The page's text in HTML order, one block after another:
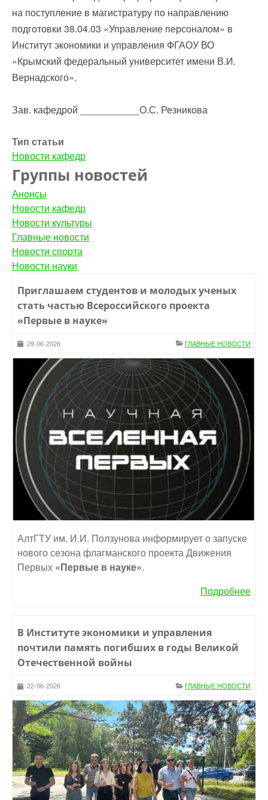
на поступление в магистратуру по направлению
подготовки 38.04.03 «Управление персоналом» в
Институт экономики и управления ФГАОУ ВО
«Крымский федеральный университет имени В.И.
Вернадского».
Зав. кафедрой ___________О.С. Резникова
Тип статьи
Новости кафедр
Группы новостей
Анонсы
Новости кафедр
Новости культуры
Главные новости
Новости спорта
Новости науки
Приглашаем студентов и молодых ученых
стать частью Всероссийского проекта
«Первые в науке»
29-06-2026 ГЛАВНЫЕ НОВОСТИ
АлтГТУ им. И.И. Ползунова информирует о запуске
нового сезона флагманского проекта Движения
Первых «Первые в науке».
Подробнее
В Институте экономики и управления
почтили память погибших в годы Великой
Отечественной войны
22-06-2026 ГЛАВНЫЕ НОВОСТИ